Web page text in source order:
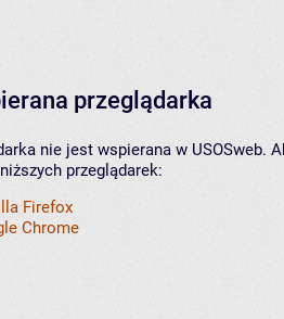
przeglądarka
nie jest wspierana w USOSweb.
przeglądarek:
Firefox
Chrome